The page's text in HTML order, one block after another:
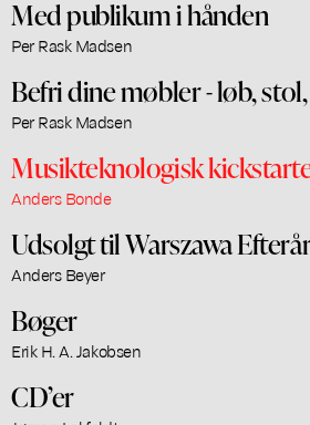
Med publikum i hånden
Per Rask Madsen
Befri dine møbler - løb,
Per Rask Madsen
Musikteknologisk
Anders Bonde
Udsolgt til Warszawa
Anders Beyer
Bøger
Erik H. A. Jakobsen
CD’er